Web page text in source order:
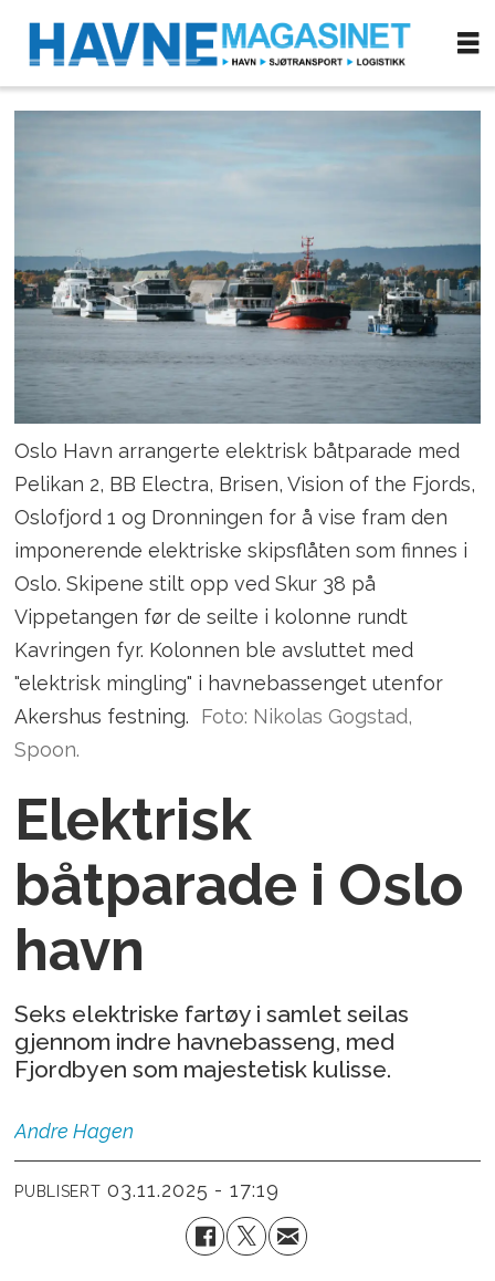
Oslo Havn arrangerte elektrisk båtparade med
Pelikan 2, BB Electra, Brisen, Vision of the Fjords,
Oslofjord 1 og Dronningen for å vise fram den
imponerende elektriske skipsflåten som finnes i
Oslo. Skipene stilt opp ved Skur 38 på
Vippetangen før de seilte i kolonne rundt
Kavringen fyr. Kolonnen ble avsluttet med
"elektrisk mingling" i havnebassenget utenfor
Akershus festning.
Foto: Nikolas Gogstad,
Spoon.
Elektrisk
båtparade i Oslo
havn
Seks elektriske fartøy i samlet seilas
gjennom indre havnebasseng, med
Fjordbyen som majestetisk kulisse.
Andre Hagen
PUBLISERT 03.11.2025 - 17:19